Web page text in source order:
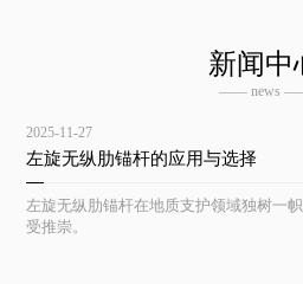
新闻中
—— news
2025-11-27
左旋无纵肋锚杆的应用与选择
左旋无纵肋锚杆在地质支护领域独树一
受推崇。